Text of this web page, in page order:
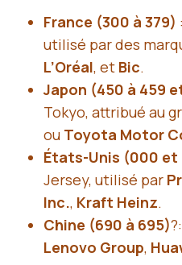
France (300 à 379)
utilisé par des
L’Oréal, et Bic.
Japon (450 à 459
Tokyo, attribué au
ou Toyota Motor
États-Unis (000 et
Jersey, utilisé par
Inc., Kraft Heinz.
Chine (690 à 695)
Lenovo Group,